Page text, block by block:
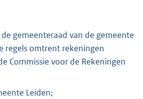
gemeenteraad van de gemeente
regels omtrent rekeningen
Commissie voor de Rekeningen
Leiden;